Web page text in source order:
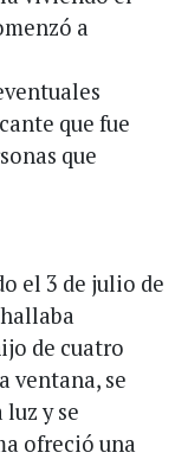
a
que fue
que
el 3 de julio de
de cuatro
ventana, se
y se
ofreció una